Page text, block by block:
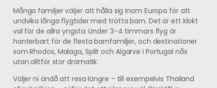
Många familjer väljer att hålla sig inom Europa för att
undvika långa flygtider med trötta barn. Det är ett klokt
val för de allra yngsta. Under 3–4 timmars flyg är
hanterbart för de flesta barnfamiljer, och destinationer
som Rhodos, Malaga, Split och Algarve i Portugal nås
utan alltför stor dramatik.
Väljer ni ändå att resa längre – till exempelvis Thailand